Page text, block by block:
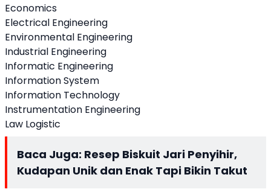
Economics
Electrical Engineering
Environmental Engineering
Industrial Engineering
Informatic Engineering
Information System
Information Technology
Instrumentation Engineering
Law Logistic
Baca Juga: Resep Biskuit Jari Penyihir,
Kudapan Unik dan Enak Tapi Bikin Takut